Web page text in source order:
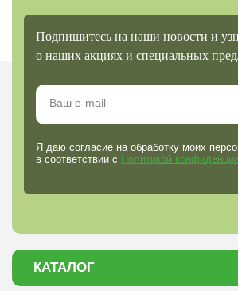
Подпишитесь на наши новости и
о наших акциях и специальных
Я даю согласие на обработку моих
в соответствии с Политикой
КАТАЛОГ